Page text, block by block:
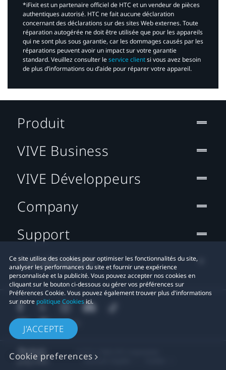
*iFixit est un partenaire officiel de HTC et un vendeur de pièces
authentiques autorisé. HTC ne fait aucune déclaration
concernant des déclarations sur des sites Web externes. Toute
réparation autogérée ne doit être utilisée que pour les appareils
qui ne sont plus sous garantie, car les dommages causés par les
réparations peuvent avoir un impact sur votre garantie
standard. Veuillez consulter leservice clientsi vous avez besoin
de plus d’informations ou d’aide pour réparer votre appareil.​
Ce site utilise des cookies pour optimiser les fonctionnalités du site,
analyser les performances du site et fournir une expérience
personnalisée et la publicité. Vous pouvez accepter nos cookies en
cliquant sur le bouton ci-dessous ou gérer vos préférences sur
Préférences Cookie. Vous pouvez également trouver plus d'informations
sur notre politique Cookiesici.
J'ACCEPTE
Cookie preferences
Produit
VIVE Business
VIVE Développeurs
Company
Support
Localisation
Mentions Légales